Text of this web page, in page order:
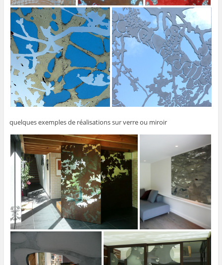
quelques exemples de réalisations sur verre ou miroir